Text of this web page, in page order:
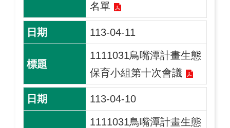
名單
113-04-11
1111031鳥嘴潭計畫生態
保育小組第十次會議
113-04-10
1111031鳥嘴潭計畫生態